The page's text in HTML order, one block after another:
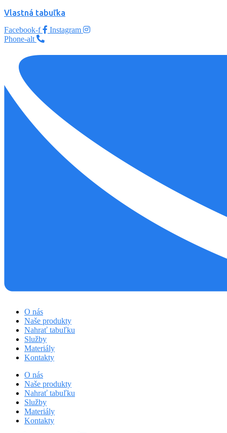
Vlastná tabuľka
Facebook-f
Instagram
Phone-alt
O nás
Naše produkty
Nahrať tabuľku
Služby
Materiály
Kontakty
O nás
Naše produkty
Nahrať tabuľku
Služby
Materiály
Kontakty